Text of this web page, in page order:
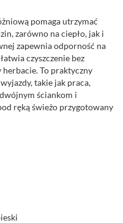
pomaga utrzymać
zarówno na ciepło, jak i
zapewnia odporność na
czyszczenie bez
To praktyczny
takie jak praca,
ściankom i
ręką świeżo przygotowany